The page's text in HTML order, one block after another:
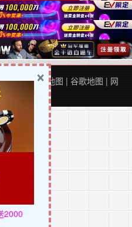
代理|百度地图 | 谷歌地图 | 网
by云落
2000
×